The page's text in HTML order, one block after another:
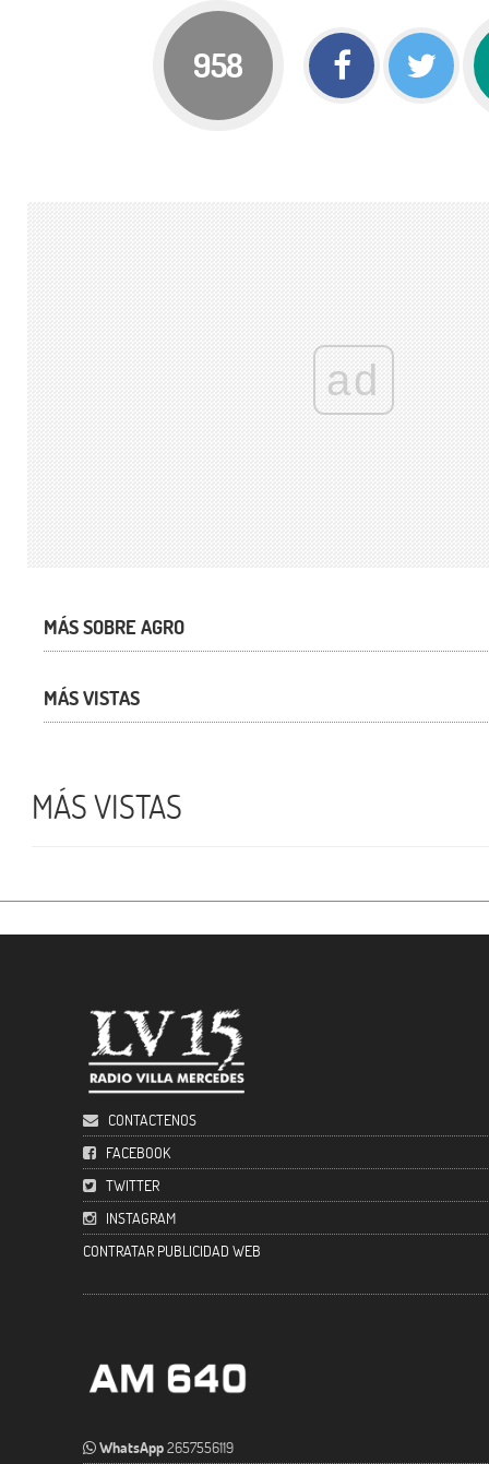
958
ad
MÁS SOBRE AGRO
MÁS VISTAS
MÁS VISTAS
CONTACTENOS
FACEBOOK
TWITTER
INSTAGRAM
CONTRATAR PUBLICIDAD WEB
WhatsApp2657556119